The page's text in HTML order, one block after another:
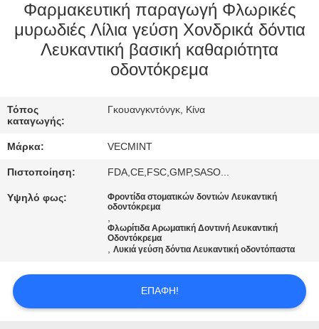
ΕΡΓΟΣΤΑΣΊΩΝ
ΠΟΙΟΤΙΚΌΣ
ΜΑΣ
ΕΛΆΤΕ
ΕΠΑΦΉ
ΖΗΤΉΣΤΕ
ΈΝΑ
Φαρμακευτική παραγωγή Φλωρικές
μυρωδιές Λίλια γεύση Χονδρικά δόντια
Λευκαντική βασική καθαριότητα
οδοντόκρεμα
Τόπος
καταγωγής:
Γκουανγκντόνγκ, Κίνα
Μάρκα: VECMINT
Πιστοποίηση: FDA,CE,FSC,GMP,SASO...
Υψηλό φως:
Φροντίδα στοματικών δοντιών Λευκαντική
οδοντόκρεμα
,
Φλωρίτιδα Αρωματική Δοντινή Λευκαντική
Οδοντόκρεμα
,Λυκιά γεύση δόντια Λευκαντική οδοντόπαστα
ΕΠΑΦΉ!